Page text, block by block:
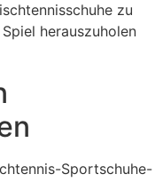
zu
herauszuholen